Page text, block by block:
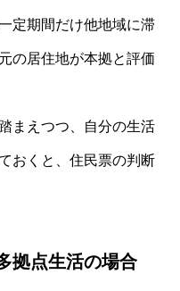
定期間だけ他地域に滞
の居住地が本拠と評価
まえつつ、自分の生活
おくと、住民票の判断
拠点生活の場合